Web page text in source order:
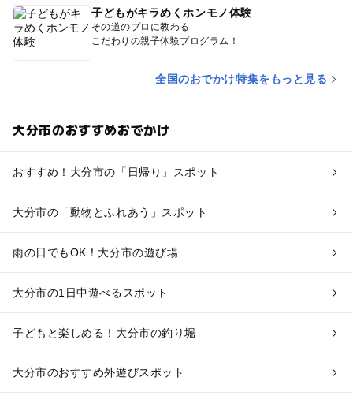
子どもがキラめくホンモノ体験
その道のプロに教わる
こだわりの親子体験プログラム！
全国のおでかけ特集をもっと見る
大分市のおすすめおでかけ
おすすめ！大分市の「日帰り」スポット
大分市の「動物とふれあう」スポット
雨の日でもOK！大分市の遊び場
大分市の1日中遊べるスポット
子どもと楽しめる！大分市の釣り堀
大分市のおすすめ外遊びスポット